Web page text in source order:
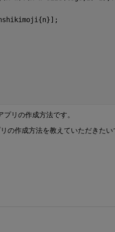
リの作成方法です。
の作成方法を教えていただきたい